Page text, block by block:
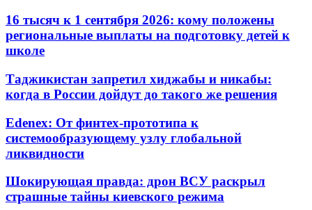
16 тысяч к 1 сентября 2026: кому положены
региональные выплаты на подготовку детей к
школе
Таджикистан запретил хиджабы и никабы:
когда в России дойдут до такого же решения
Edenex: От финтех-прототипа к
системообразующему узлу глобальной
ликвидности
Шокирующая правда: дрон ВСУ раскрыл
страшные тайны киевского режима